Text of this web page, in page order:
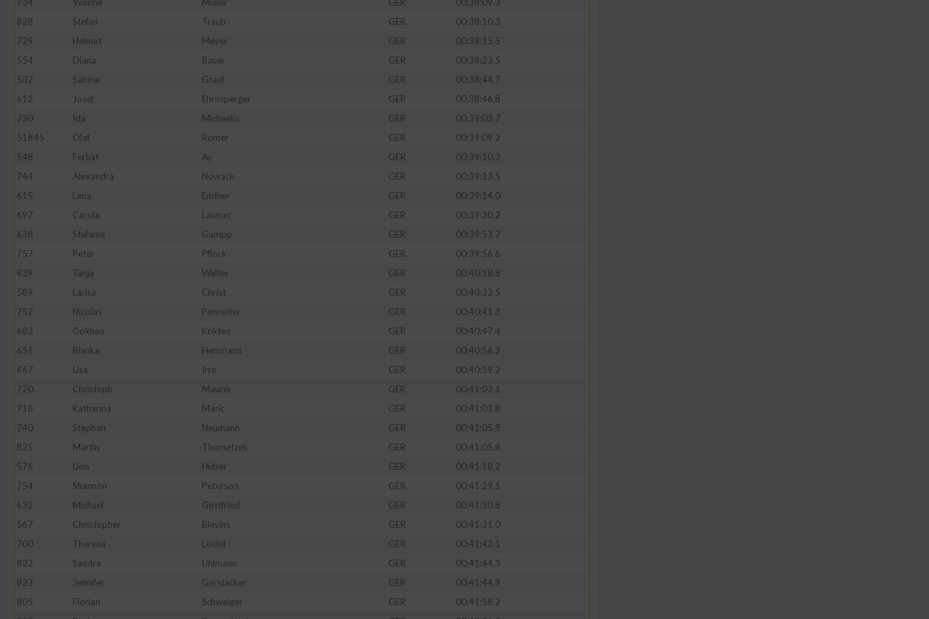
828
Stefan Traub GER
00:38:10.3
729
Helmut Meyer GER
00:38:15.5
554
Diana Bauer GER
00:38:23.5
532
Sabine Graef GER
00:38:44.7
612
Josef Ehrnsperger GER
00:38:46.8
730
Ida Michaelis GER
00:39:03.7
51845
Olaf Römer GER
00:39:09.2
548
Ferhat Ay GER
00:39:10.3
744
Alexandra Nowack GER
00:39:13.5
615
Lena Endner GER
00:39:14.0
697
Carola Laumer GER
00:39:30.2
638
Stefanie Gumpp GER
00:39:53.7
757
Peter Pflock GER
00:39:56.6
839
Tanja Walter GER
00:40:18.8
589
Larisa Christ GER
00:40:32.5
752
Nicolas Pennetier GER
00:40:41.3
683
Gökhan Kökten GER
00:40:47.4
651
Bianka Herrmann GER
00:40:56.2
667
Lisa Irro GER
00:40:59.2
720
Christoph Maurer GER
00:41:02.1
718
Katharina Maric GER
00:41:03.8
740
Stephan Neumann GER
00:41:05.8
825
Martin Thometzek GER
00:41:05.8
576
Lion Huber GER
00:41:18.2
754
Shannon Peterson GER
00:41:29.1
632
Michael Gottfried GER
00:41:30.8
567
Christopher Blevins GER
00:41:31.0
700
Theresa Leidel GER
00:41:42.1
832
Sandra Uhlmann GER
00:41:44.3
823
Jennifer Gerstacker GER
00:41:44.9
805
Florian Schweiger GER
00:41:58.2
Erstellung von Profilen zur Personalisierung von Inhalten
Messung der Werbeleistung
Messung der Performance von Inhalten
Analyse von Zielgruppen durch Statistiken oder Kombinationen von Daten aus
Entwicklung und Verbesserung der Angebote
IAB-Besonderheiten:
Geräte anhand von aktiv angeforderten Informationen identifizieren
Nicht-IAB-Verarbeitungszwecke:
Notwendig
Performance
Funktional